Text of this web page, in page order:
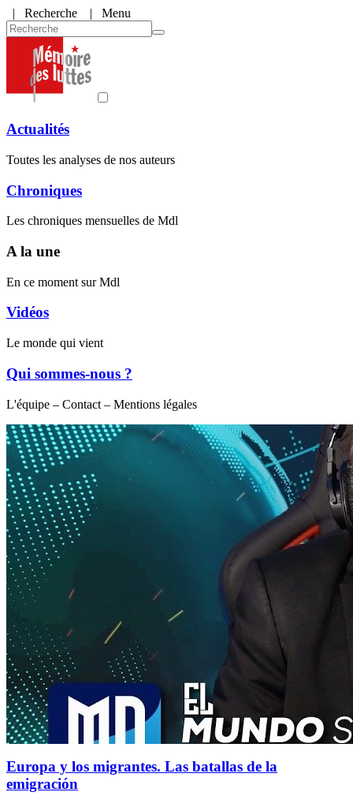
| Recherche | Menu
Actualités
Toutes les analyses de nos auteurs
Chroniques
Les chroniques mensuelles de Mdl
A la une
En ce moment sur Mdl
Vidéos
Le monde qui vient
Qui sommes-nous ?
L'équipe – Contact – Mentions légales
Europa y los migrantes. Las batallas de la
emigración